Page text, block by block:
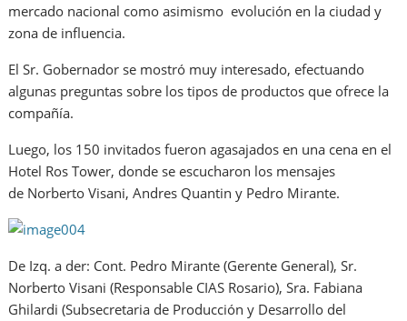
mercado nacional como asimismo evolución en la ciudad y
zona de influencia.
El Sr. Gobernador se mostró muy interesado, efectuando
algunas preguntas sobre los tipos de productos que ofrece la
compañía.
Luego, los 150 invitados fueron agasajados en una cena en el
Hotel Ros Tower, donde se escucharon los mensajes
de Norberto Visani, Andres Quantin y Pedro Mirante.
De Izq. a der: Cont. Pedro Mirante (Gerente General), Sr.
Norberto Visani (Responsable CIAS Rosario), Sra. Fabiana
Ghilardi (Subsecretaria de Producción y Desarrollo del